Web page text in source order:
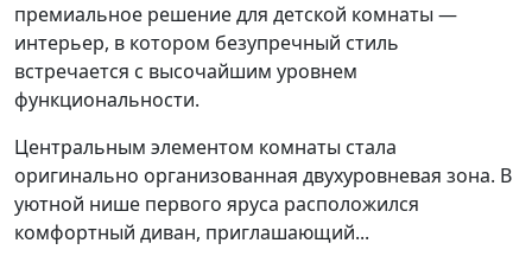
премиальное решение для детской комнаты —
интерьер, в котором безупречный стиль
встречается с высочайшим уровнем
функциональности.
Центральным элементом комнаты стала
оригинально организованная двухуровневая зона. В
уютной нише первого яруса расположился
комфортный диван, приглашающий...